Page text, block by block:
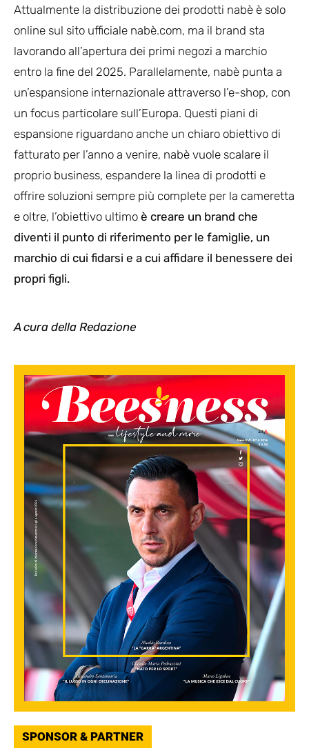
Attualmente la distribuzione dei prodotti nabè è solo
online sul sito ufficiale nabè.com, ma il brand sta
lavorando all’apertura dei primi negozi a marchio
entro la fine del 2025. Parallelamente, nabè punta a
un’espansione internazionale attraverso l’e-shop, con
un focus particolare sull’Europa. Questi piani di
espansione riguardano anche un chiaro obiettivo di
fatturato per l’anno a venire, nabè vuole scalare il
proprio business, espandere la linea di prodotti e
offrire soluzioni sempre più complete per la cameretta
e oltre, l’obiettivo ultimo è creare un brand che
diventi il punto di riferimento per le famiglie, un
marchio di cui fidarsi e a cui affidare il benessere dei
propri figli.
A cura della Redazione
SPONSOR & PARTNER